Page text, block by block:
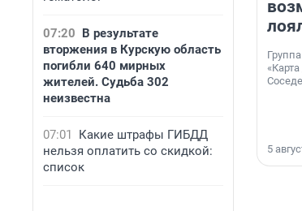
07:20 В результате
вторжения в Курскую область
погибли 640 мирных
жителей. Судьба 302
неизвестна
07:01
Какие штрафы ГИБДД
нельзя оплатить со скидкой:
список
5